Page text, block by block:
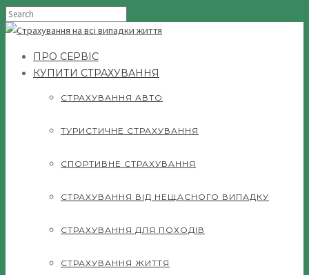
ПРО СЕРВІС
КУПИТИ СТРАХУВАННЯ
СТРАХУВАННЯ АВТО
ТУРИСТИЧНЕ СТРАХУВАННЯ
СПОРТИВНЕ СТРАХУВАННЯ
СТРАХУВАННЯ ВІД НЕЩАСНОГО ВИПАДКУ
СТРАХУВАННЯ ДЛЯ ПОХОДІВ
СТРАХУВАННЯ ЖИТТЯ